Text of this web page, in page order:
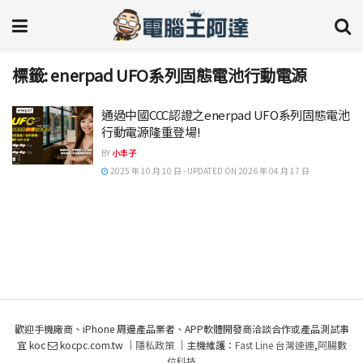
標籤:enerpad UFO系列固態電池行動電源
通過中國CCC認證之enerpad UFO系列固態電池
行動電源隆重登場!
BY小丰子
2025 年 10 月 10 日 - UPDATED ON 2026 年 04 月 17 日
歡迎手機廠商、iPhone 周邊產品業者、APP軟體開發商洽談合作或產品測試事
宜 koc
kocpc.com.tw ｜ 隱私政策｜主機維護： Fast Line 台灣速連,阿腸數